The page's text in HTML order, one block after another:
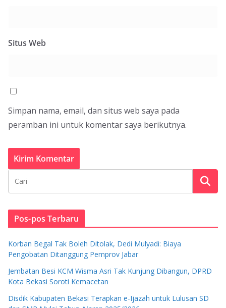
Situs Web
Simpan nama, email, dan situs web saya pada
peramban ini untuk komentar saya berikutnya.
Pos-pos Terbaru
Korban Begal Tak Boleh Ditolak, Dedi Mulyadi: Biaya
Pengobatan Ditanggung Pemprov Jabar
Jembatan Besi KCM Wisma Asri Tak Kunjung Dibangun, DPRD
Kota Bekasi Soroti Kemacetan
Disdik Kabupaten Bekasi Terapkan e-Ijazah untuk Lulusan SD